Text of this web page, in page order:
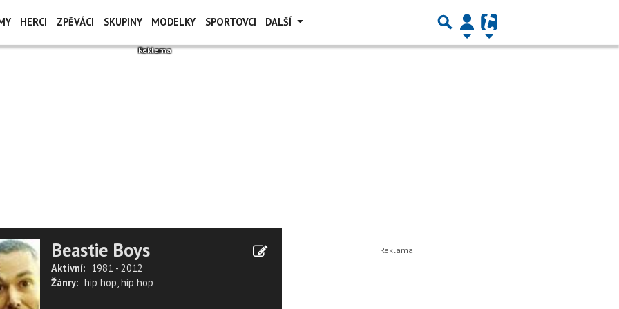
HERCI ZPĚVÁCI SKUPINY MODELKY SPORTOVCI DALŠÍ
Beastie Boys
Aktivní: 1981 - 2012
Žánry: hip hop,hip hop